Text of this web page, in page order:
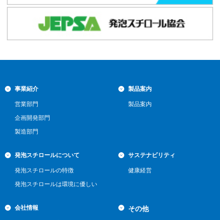
事業紹介
営業部門
企画開発部門
製造部門
製品案内
製品案内
発泡スチロールについて
発泡スチロールの特徴
発泡スチロールは環境に優しい
サステナビリティ
健康経営
会社情報 その他